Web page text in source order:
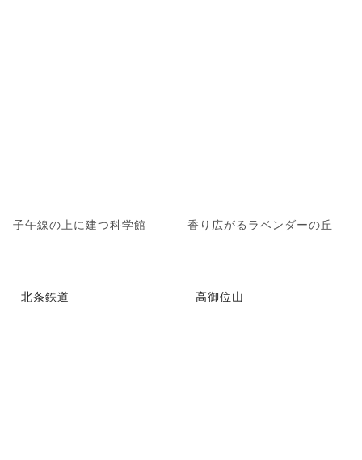
子午線の上に建つ科学館 香り広がるラベンダーの丘
北条鉄道 高御位山